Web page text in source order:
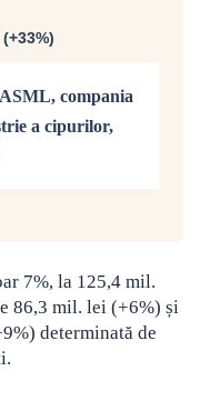
compania
a cipurilor,
7%, la 125,4 mil.
86,3 mil. lei (+6%) și
determinată de